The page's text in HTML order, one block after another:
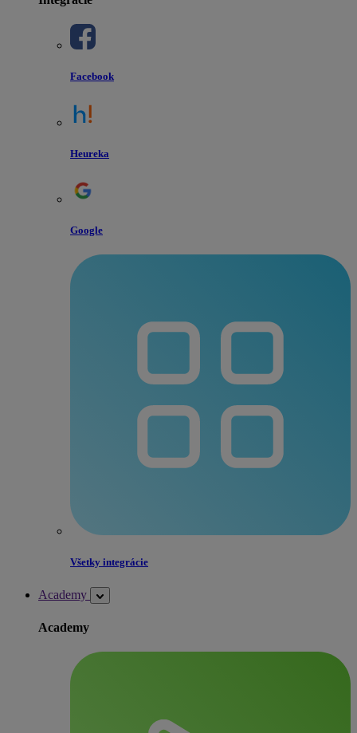
Facebook
Heureka
Google
Všetky integrácie
Academy
Academy